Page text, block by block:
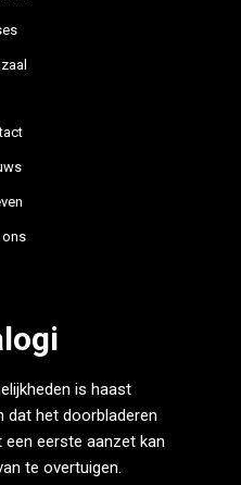
ons
is haast
dat het doorbladeren
eerste aanzet kan
te overtuigen.